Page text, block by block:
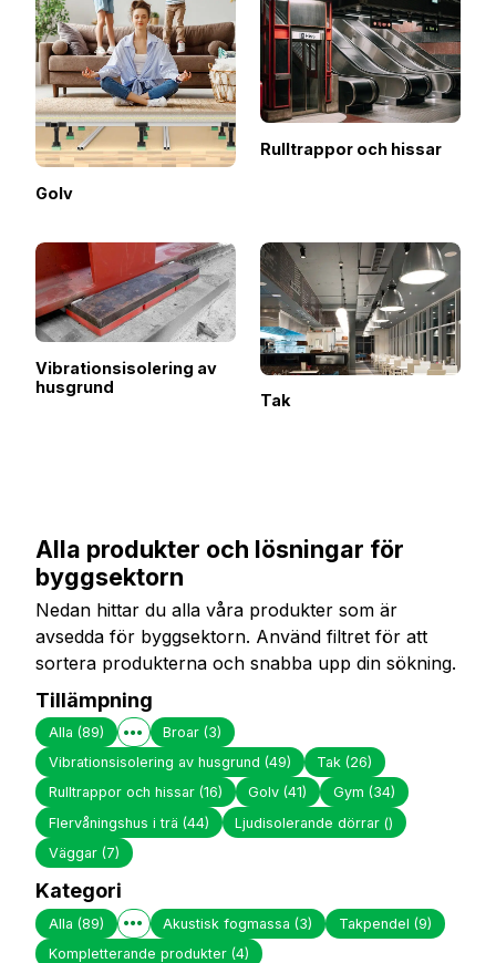
Golv
Rulltrappor och hissar
Vibrationsisolering av
husgrund
Tak
Alla produkter och lösningar för
byggsektorn
Nedan hittar du alla våra produkter som är
avsedda för byggsektorn. Använd filtret för att
sortera produkterna och snabba upp din sökning.
Tillämpning
Alla (89) Broar(3)
Vibrationsisolering av husgrund (49) Tak(26)
Rulltrappor och hissar (16) Golv(41) Gym (34)
Flervåningshus i trä (44) Ljudisolerande dörrar()
Väggar (7)
Kategori
Alla (89) Akustisk fogmassa(3) Takpendel(9)
Kompletterande produkter (4)